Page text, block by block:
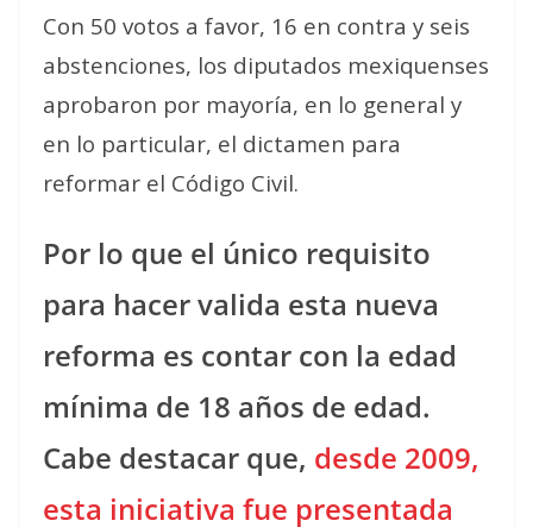
Con 50 votos a favor, 16 en contra y seis
abstenciones, los diputados mexiquenses
aprobaron por mayoría, en lo general y
en lo particular, el dictamen para
reformar el Código Civil.
Por lo que el único requisito
para hacer valida esta nueva
reforma es contar con la edad
mínima de 18 años de edad.
Cabe destacar que, desde 2009,
esta iniciativa fue presentada